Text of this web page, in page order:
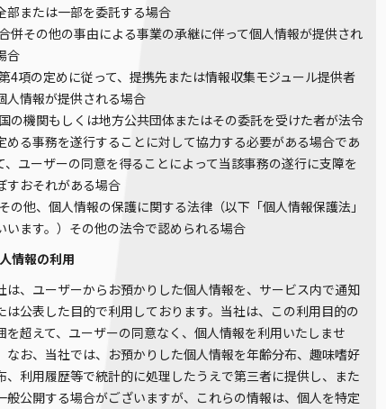
部または一部を委託する場合
併その他の事由による事業の承継に伴って個人情報が提供され
合
4項の定めに従って、提携先または情報収集モジュール提供者
人情報が提供される場合
の機関もしくは地方公共団体またはその委託を受けた者が法令
める事務を遂行することに対して協力する必要がある場合であ
、ユーザーの同意を得ることによって当該事務の遂行に支障を
すおそれがある場合
の他、個人情報の保護に関する法律（以下「個人情報保護法」
います。）その他の法令で認められる場合
情報の利用
は、ユーザーからお預かりした個人情報を、サービス内で通知
は公表した目的で利用しております。当社は、この利用目的の
を超えて、ユーザーの同意なく、個人情報を利用いたしませ
なお、当社では、お預かりした個人情報を年齢分布、趣味嗜好
、利用履歴等で統計的に処理したうえで第三者に提供し、また
般公開する場合がございますが、これらの情報は、個人を特定